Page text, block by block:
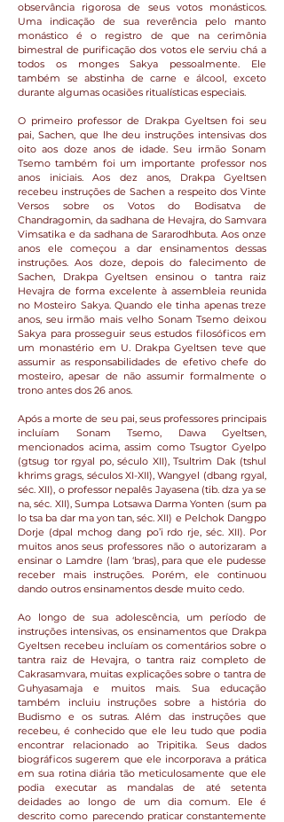
observância rigorosa de seus votos monásticos.
Uma indicação de sua reverência pelo manto
monástico é o registro de que na cerimônia
bimestral de purificação dos votos ele serviu chá a
todos os monges Sakya pessoalmente. Ele
também se abstinha de carne e álcool, exceto
durante algumas ocasiões ritualísticas especiais.
O primeiro professor de Drakpa Gyeltsen foi seu
pai, Sachen, que lhe deu instruções intensivas dos
oito aos doze anos de idade. Seu irmão Sonam
Tsemo também foi um importante professor nos
anos iniciais. Aos dez anos, Drakpa Gyeltsen
recebeu instruções de Sachen a respeito dos Vinte
Versos sobre os Votos do Bodisatva de
Chandragomin, da sadhana de Hevajra, do Samvara
Vimsatika e da sadhana de Sararodhbuta. Aos onze
anos ele começou a dar ensinamentos dessas
instruções. Aos doze, depois do falecimento de
Sachen, Drakpa Gyeltsen ensinou o tantra raiz
Hevajra de forma excelente à assembleia reunida
no Mosteiro Sakya. Quando ele tinha apenas treze
anos, seu irmão mais velho Sonam Tsemo deixou
Sakya para prosseguir seus estudos filosóficos em
um monastério em U. Drakpa Gyeltsen teve que
assumir as responsabilidades de efetivo chefe do
mosteiro, apesar de não assumir formalmente o
trono antes dos 26 anos.
Após a morte de seu pai, seus professores principais
incluíam Sonam Tsemo, Dawa Gyeltsen,
mencionados acima, assim como Tsugtor Gyelpo
(gtsug tor rgyal po, século XII), Tsultrim Dak (tshul
khrims grags, séculos XI-XII), Wangyel (dbang rgyal,
séc. XII), o professor nepalês Jayasena (tib. dza ya se
na, séc. XII), Sumpa Lotsawa Darma Yonten (sum pa
lo tsa ba dar ma yon tan, séc. XII) e Pelchok Dangpo
Dorje (dpal mchog dang po’i rdo rje, séc. XII). Por
muitos anos seus professores não o autorizaram a
ensinar o Lamdre (lam ‘bras), para que ele pudesse
receber mais instruções. Porém, ele continuou
dando outros ensinamentos desde muito cedo.
Ao longo de sua adolescência, um período de
instruções intensivas, os ensinamentos que Drakpa
Gyeltsen recebeu incluíam os comentários sobre o
tantra raiz de Hevajra, o tantra raiz completo de
Cakrasamvara, muitas explicações sobre o tantra de
Guhyasamaja e muitos mais. Sua educação
também incluiu instruções sobre a história do
Budismo e os sutras. Além das instruções que
recebeu, é conhecido que ele leu tudo que podia
encontrar relacionado ao Tripitika. Seus dados
biográficos sugerem que ele incorporava a prática
em sua rotina diária tão meticulosamente que ele
podia executar as mandalas de até setenta
deidades ao longo de um dia comum. Ele é
descrito como parecendo praticar constantemente